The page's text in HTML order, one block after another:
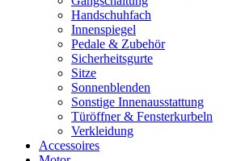
Handschuhfach
Innenspiegel
Pedale & Zubehör
Sicherheitsgurte
Sitze
Sonnenblenden
Sonstige Innenausstattung
Türöffner & Fensterkurbeln
Verkleidung
Accessoires